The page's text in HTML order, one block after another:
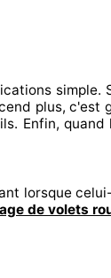
simple.
plus, c'est
Enfin, quand
lorsque
de volets